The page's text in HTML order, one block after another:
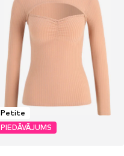
Petite
PIEDĀVĀJUMS